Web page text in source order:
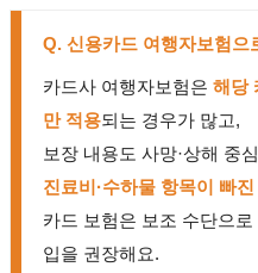
Q. 신용카드 여행자보험으
카드사 여행자보험은 해당
만 적용되는 경우가 많고,
보장 내용도 사망·상해 중
진료비·수하물 항목이 빠
카드 보험은 보조 수단으
입을 권장해요.